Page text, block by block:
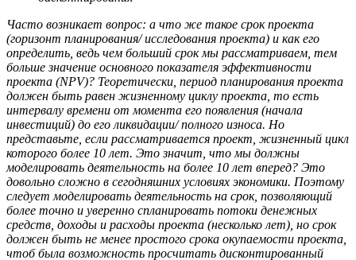
Часто возникает вопрос: а что же такое срок проекта
(горизонт планирования/ исследования проекта) и как его
определить, ведь чем больший срок мы рассматриваем, тем
больше значение основного показателя эффективности
проекта (NPV)? Теоретически, период планирования проекта
должен быть равен жизненному циклу проекта, то есть
интервалу времени от момента его появления (начала
инвестиций) до его ликвидации/ полного износа. Но
представьте, если рассматривается проект, жизненный цикл
которого более 10 лет. Это значит, что мы должны
моделировать деятельность на более 10 лет вперед? Это
довольно сложно в сегодняшних условиях экономики. Поэтому
следует моделировать деятельность на срок, позволяющий
более точно и уверенно спланировать потоки денежных
средств, доходы и расходы проекта (несколько лет), но срок
должен быть не менее простого срока окупаемости проекта,
чтоб была возможность просчитать дисконтированный